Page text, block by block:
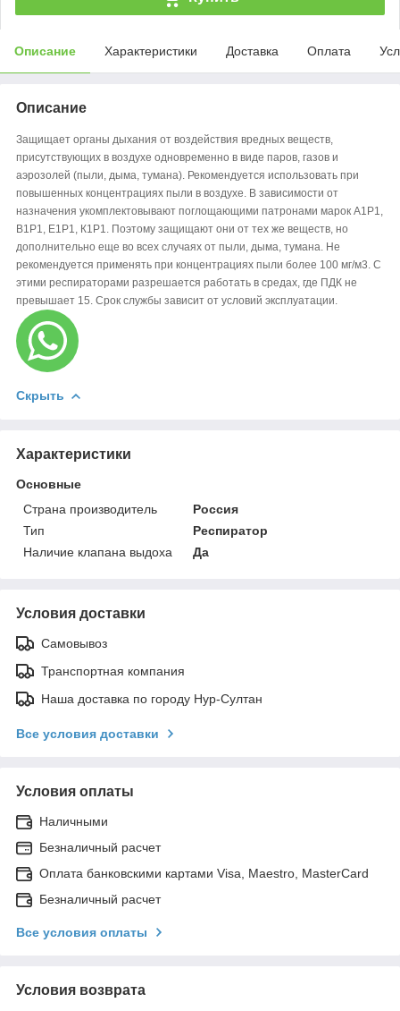
Описание Характеристики Доставка Оплата
Описание
Защищает органы дыхания от воздействия вредных веществ,
присутствующих в воздухе одновременно в виде паров, газов и
аэрозолей (пыли, дыма, тумана). Рекомендуется использовать при
повышенных концентрациях пыли в воздухе. В зависимости от
назначения укомплектовывают погло­щающими патронами марок А1Р1,
В1Р1, Е1Р1, К1Р1. Поэтому защищают они от тех же веществ, но
дополнительно еще во всех случа­ях от пыли, дыма, тумана. Не
рекомендуется применять при концентрациях пыли более 100 мг/м3. С
этими респираторами разрешается работать в средах, где ПДК не
превышает 15. Срок службы зависит от условий эксплуатации.
Скрыть
Характеристики
Основные
Страна производитель
Россия
Тип
Респиратор
Наличие клапана выдоха
Да
Условия доставки
Самовывоз
Транспортная компания
Наша доставка по городу Нур-Султан
Все условия доставки
Условия оплаты
Наличными
Безналичный расчет
Оплата банковскими картами Visa, Maestro, MasterCard
Безналичный расчет
Все условия оплаты
Условия возврата